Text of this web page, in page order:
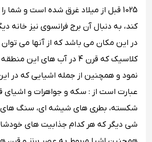
1025 قبل از میلاد غرق شده است و
کند، به دنبال آن برج فرانسوی ‏نیز خانه
در این مکان می باشد که از آنها می
کلاسیک که قرن 4 در آب های
نمود و همچنین از جمله اشیایی که در
عبارت است از : سکه و جواهرات و
شکسته، بطری های شیشه ای، سنگ های
شی دیگر که هر کدام جذابیت های خودشان